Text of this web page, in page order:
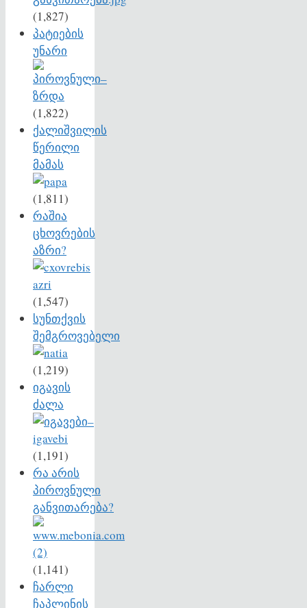
(1,827)
პატიების
უნარი
(1,822)
ქალიშვილის
წერილი
მამას
(1,811)
რაშია
ცხოვრების
აზრი?
(1,547)
სუნთქვის
შემგროვებელი
(1,219)
იგავის
ძალა
(1,191)
რა არის
პიროვნული
განვითარება?
(1,141)
ჩარლი
ჩაპლინის